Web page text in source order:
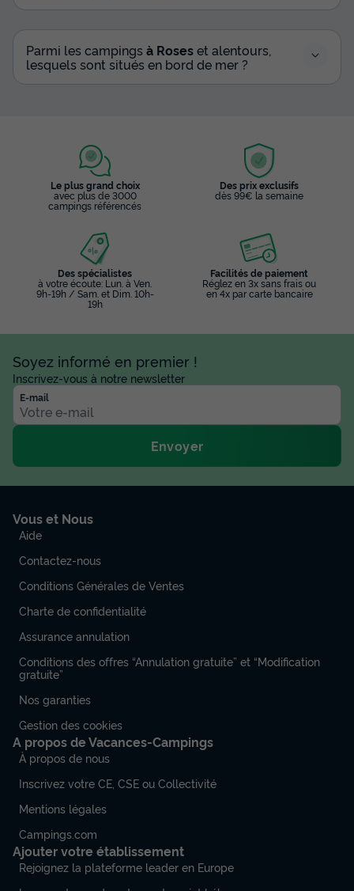
Parmi les campings à Roseset alentours,
lesquels sont situés en bord de mer ?
Le plus grand choix
avec plus de 3000
campings référencés
Des prix exclusifs
dès 99€ la semaine
Des spécialistes
à votre écoute: Lun. à Ven.
9h-19h / Sam. et Dim. 10h-
19h
Facilités de paiement
Réglez en 3x sans frais ou
en 4x par carte bancaire
Soyez informé en premier !
Inscrivez-vous à notre newsletter
E-mail
Envoyer
Vous et Nous
Aide
Contactez-nous
Conditions Générales de Ventes
Charte de confidentialité
Assurance annulation
Conditions des offres “Annulation gratuite” et “Modification
gratuite”
Nos garanties
Gestion des cookies
A propos de Vacances-Campings
À propos de nous
Inscrivez votre CE, CSE ou Collectivité
Mentions légales
Campings.com
Ajouter votre établissement
Rejoignez la plateforme leader en Europe